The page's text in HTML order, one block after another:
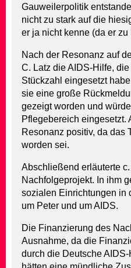
Gauweilerpolitik
nicht zu stark auf die
er ja nicht kenne (da er zu
Nach der Resonanz auf
C. Latz die AIDS-Hilfe,
Stückzahl eingesetzt
sie eine große
gezeigt worden und
Pflegebereich eingesetzt.
Resonanz positiv, da das
worden sei.
Abschließend erläuterte
Nachfolgeprojekt. In ihm
sozialen Einrichtungen in
um Peter und um AIDS.
Die Finanzierung des
Ausnahme, da die
durch die Deutsche